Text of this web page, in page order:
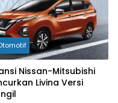
Nissan-Mitsubishi
Livina Versi